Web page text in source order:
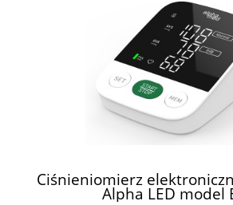
Ciśnieniomierz
Alpha LED model